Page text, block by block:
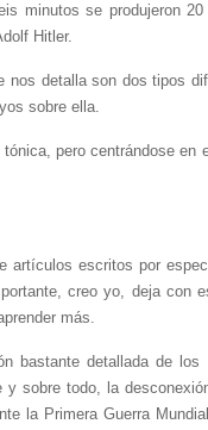
minutos se produjeron
Hitler.
nos detalla son dos tipos
sobre ella.
pero centrándose
artículos escritos por
creo yo, deja con
más.
bastante detallada de los
sobre todo, la
la Primera Guerra